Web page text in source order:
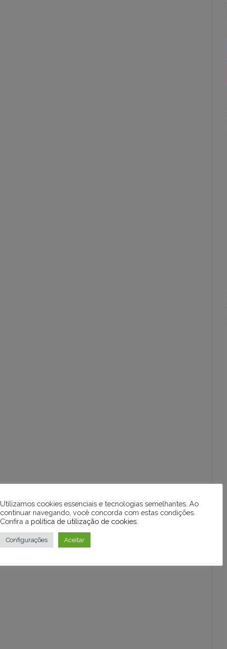
Utilizamos cookies essenciais e tecnologias semelhantes. Ao
continuar navegando, você concorda com estas condições.
Confira a política de utilização de cookies
Configurações Aceitar